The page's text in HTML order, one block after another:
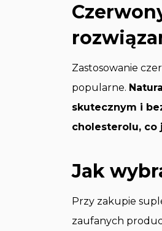
Zastosowanie
popularne.
skutecznym i
cholesterolu, co
Jak
Przy zakupie
zaufanych